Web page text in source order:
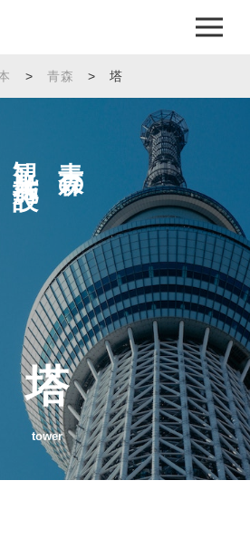
> 青森 > 塔
青森の
観光施設へ
塔
tower